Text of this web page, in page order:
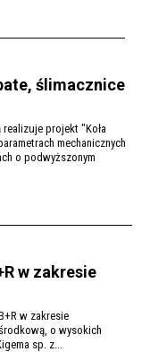
ślimacznice
projekt "Koła
mechanicznych
o podwyższonym
w zakresie
w zakresie
o wysokich
sp. z...